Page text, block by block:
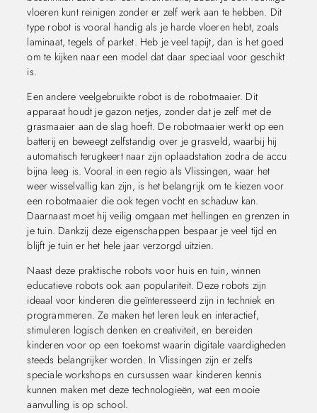
vloeren kunt reinigen zonder er zelf werk aan te hebben. Dit
type robot is vooral handig als je harde vloeren hebt, zoals
laminaat, tegels of parket. Heb je veel tapijt, dan is het goed
om te kijken naar een model dat daar speciaal voor geschikt
is.
Een andere veelgebruikte robot is de robotmaaier. Dit
apparaat houdt je gazon netjes, zonder dat je zelf met de
grasmaaier aan de slag hoeft. De robotmaaier werkt op een
batterij en beweegt zelfstandig over je grasveld, waarbij hij
automatisch terugkeert naar zijn oplaadstation zodra de accu
bijna leeg is. Vooral in een regio als Vlissingen, waar het
weer wisselvallig kan zijn, is het belangrijk om te kiezen voor
een robotmaaier die ook tegen vocht en schaduw kan.
Daarnaast moet hij veilig omgaan met hellingen en grenzen in
je tuin. Dankzij deze eigenschappen bespaar je veel tijd en
blijft je tuin er het hele jaar verzorgd uitzien.
Naast deze praktische robots voor huis en tuin, winnen
educatieve robots ook aan populariteit. Deze robots zijn
ideaal voor kinderen die geïnteresseerd zijn in techniek en
programmeren. Ze maken het leren leuk en interactief,
stimuleren logisch denken en creativiteit, en bereiden
kinderen voor op een toekomst waarin digitale vaardigheden
steeds belangrijker worden. In Vlissingen zijn er zelfs
speciale workshops en cursussen waar kinderen kennis
kunnen maken met deze technologieën, wat een mooie
aanvulling is op school.